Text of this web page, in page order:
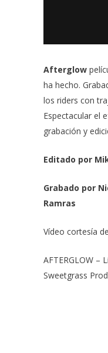
Afterglow
ha hecho.
los riders con
Espectacular el
grabación y
Editado por
Grabado por
Ramras
Vídeo cortesía
AFTERGLOW –
Sweetgrass